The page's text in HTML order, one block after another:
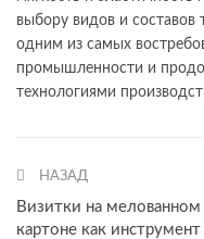
выбору видов и составов
одним из самых
промышленности и
технологиями
НАЗАД
Визитки на мелованном
картоне как инструмент